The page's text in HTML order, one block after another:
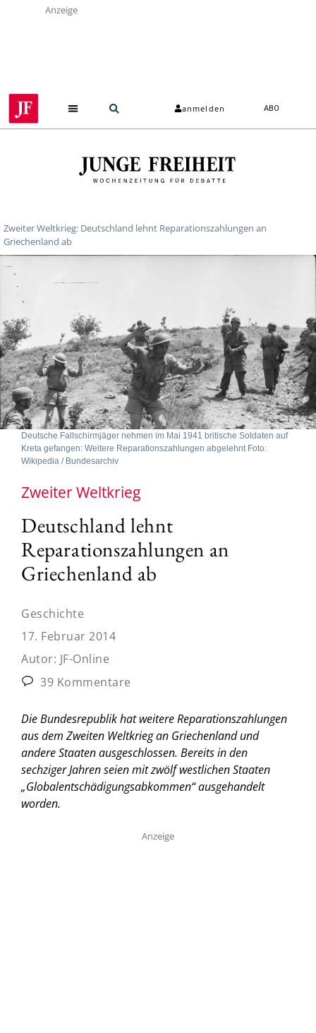
Anzeige
anmelden ABO
Zweiter Weltkrieg: Deutschland lehnt Reparationszahlungen an
Griechenland ab
Deutsche Fallschirmjäger nehmen im Mai 1941 britische Soldaten auf
Kreta gefangen: Weitere Reparationszahlungen abgelehnt Foto:
Wikipedia / Bundesarchiv
Zweiter Weltkrieg
Deutschland lehnt
Reparationszahlungen an
Griechenland ab
Geschichte
17. Februar 2014
Autor: JF-Online
39 Kommentare
Die Bundesrepublik hat weitere Reparationszahlungen
aus dem Zweiten Weltkrieg an Griechenland und
andere Staaten ausgeschlossen. Bereits in den
sechziger Jahren seien mit zwölf westlichen Staaten
„Globalentschädigungsabkommen“ ausgehandelt
worden.
Anzeige